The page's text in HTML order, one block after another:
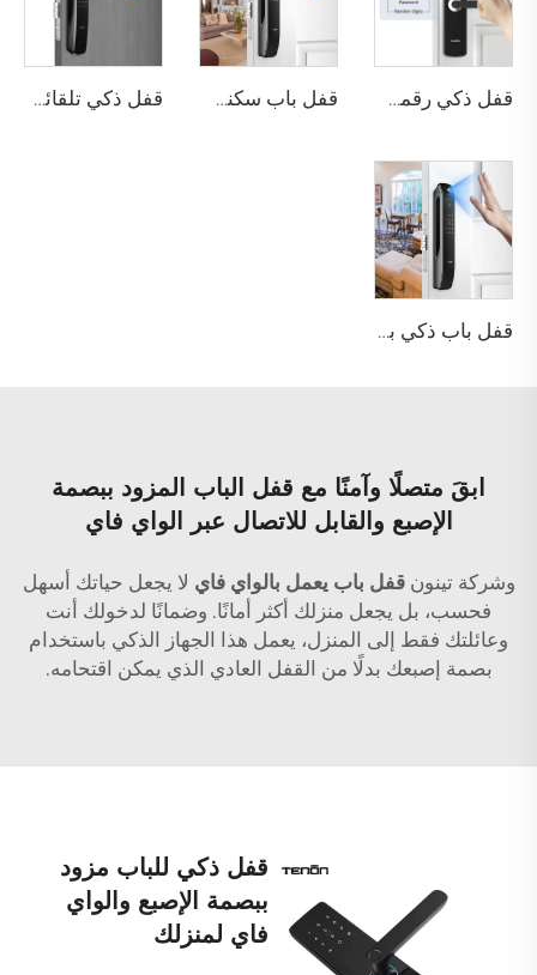
قفل ذكي رقمي بصمة الإصبع مع مقبض ودبوس وكارت Tenon E3 قفل باب سكني بتقنية التعرف على الوجه ثلاثي الأبعاد والبصمة Tenon A6 Pro قفل ذكي تلقائي للهوية مع كاميرا وجه وبصمة عبر واي فاي Tuya Tenon A9 Pro
قفل باب ذكي بوظيفة كلمة المرور والبصمة الحيوية Tenon A6 Pro
ابقَ متصلًا وآمنًا مع قفل الباب المزود ببصمة
الإصبع والقابل للاتصال عبر الواي فاي
وشركة تينونقفل باب يعمل بالواي فاي لا يجعل حياتك أسهل
فحسب، بل يجعل منزلك أكثر أمانًا. وضمانًا لدخولك أنت
وعائلتك فقط إلى المنزل، يعمل هذا الجهاز الذكي باستخدام
بصمة إصبعك بدلًا من القفل العادي الذي يمكن اقتحامه.
قفل ذكي للباب مزود
ببصمة الإصبع والواي
فاي لمنزلك